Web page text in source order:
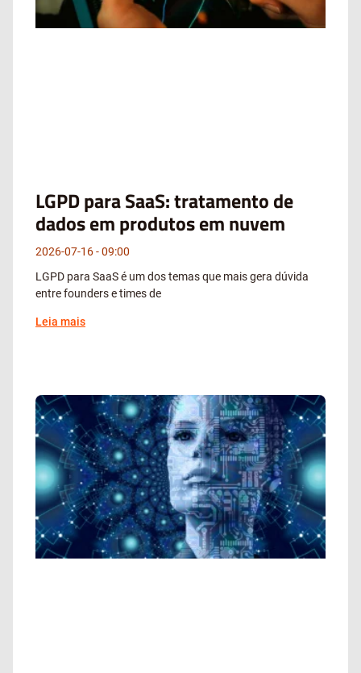
LGPD para SaaS: tratamento de
dados em produtos em nuvem
2026-07-16
09:00
LGPD para SaaS é um dos temas que mais gera dúvida
entre founders e times de
Leia mais